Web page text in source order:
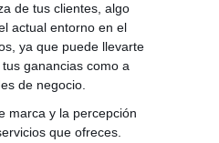
de tus clientes, algo
actual entorno en el
ya que puede llevarte
ganancias como a
de negocio.
marca y la percepción
que ofreces.